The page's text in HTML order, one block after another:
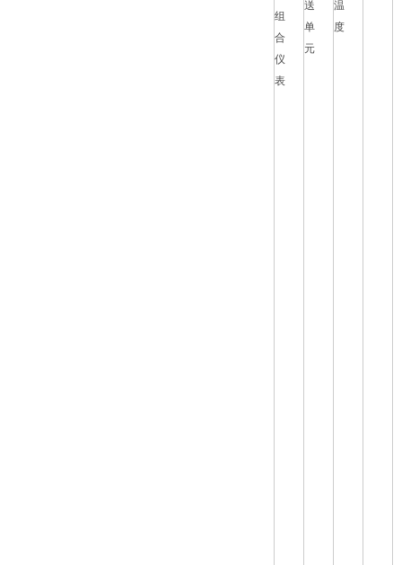
组
合
仪
表
送
单
元
温
度